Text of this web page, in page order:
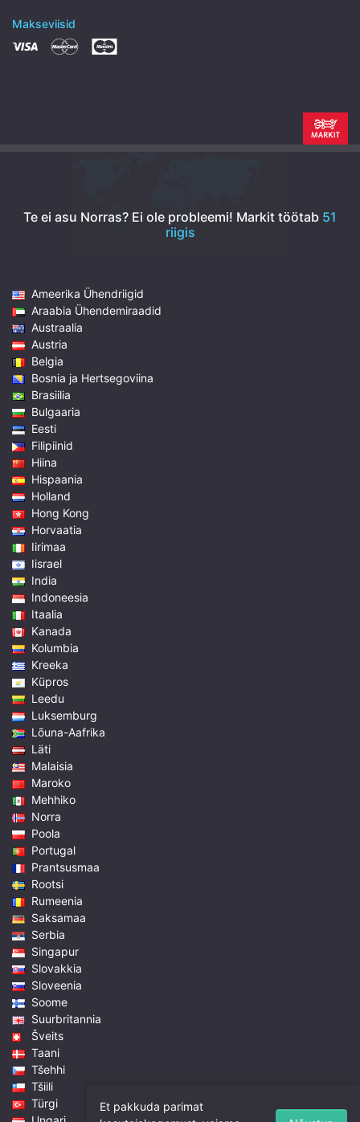
Makseviisid
Te ei asu Norras? Ei ole probleemi! Markit töötab 51
riigis
Ameerika Ühendriigid
Araabia Ühendemiraadid
Austraalia
Austria
Belgia
Bosnia ja Hertsegoviina
Brasiilia
Bulgaaria
Eesti
Filipiinid
Hiina
Hispaania
Holland
Hong Kong
Horvaatia
Iirimaa
Iisrael
India
Indoneesia
Itaalia
Kanada
Kolumbia
Kreeka
Küpros
Leedu
Luksemburg
Lõuna-Aafrika
Läti
Malaisia
Maroko
Mehhiko
Norra
Poola
Portugal
Prantsusmaa
Rootsi
Rumeenia
Saksamaa
Serbia
Singapur
Slovakkia
Sloveenia
Soome
Suurbritannia
Šveits
Taani
Tšehhi
Tšiili
Türgi
Et pakkuda parimat